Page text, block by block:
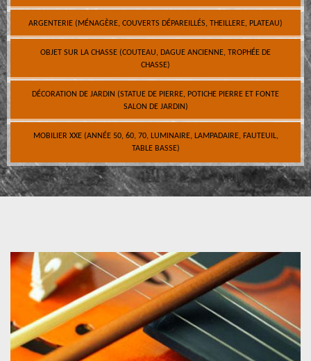
ARGENTERIE (MÉNAGÈRE, COUVERTS DÉPAREILLÉS, THEILLERE, PLATEAU)
OBJET SUR LA CHASSE (COUTEAU, DAGUE ANCIENNE, TROPHÉE DE
CHASSE)
DÉCORATION DE JARDIN (STATUE DE PIERRE, POTICHE PIERRE ET FONTE
SALON DE JARDIN)
MOBILIER XXE (ANNÉE 50, 60, 70, LUMINAIRE, LAMPADAIRE, FAUTEUIL,
TABLE BASSE)